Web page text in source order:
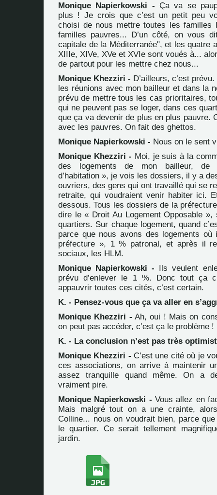
Monique Napierkowski - Ça va se
plus ! Je crois que c’est un petit peu
choisi de nous mettre toutes les familles
familles pauvres... D’un côté, on vous
capitale de la Méditerranée", et les quatre
XIIIe, XIVe, XVe et XVIe sont voués à...
de partout pour les mettre chez nous...
Monique Khezziri - D’ailleurs, c’est
les réunions avec mon bailleur et dans la
prévu de mettre tous les cas prioritaires,
qui ne peuvent pas se loger, dans ces
que ça va devenir de plus en plus pauvre.
avec les pauvres. On fait des ghettos.
Monique Napierkowski - Nous on le sent
Monique Khezziri - Moi, je suis à la
des logements de mon bailleur, de
d’habitation », je vois les dossiers, il y a
ouvriers, des gens qui ont travaillé qui se
retraite, qui voudraient venir habiter ici.
dessous. Tous les dossiers de la
dire le « Droit Au Logement Opposable
quartiers. Sur chaque logement, quand
parce que nous avons des logements
préfecture », 1 % patronal, et après il
sociaux, les HLM.
Monique Napierkowski - Ils veulent
prévu d’enlever le 1 %. Donc tout ça
appauvrir toutes ces cités, c’est certain.
K. - Pensez-vous que ça va aller en
Monique Khezziri - Ah, oui ! Mais on
on peut pas accéder, c’est ça le problème !
K. - La conclusion n’est pas très
Monique Khezziri - C’est une cité où je
ces associations, on arrive à maintenir
assez tranquille quand même. On a
vraiment pire.
Monique Napierkowski - Vous allez en
Mais malgré tout on a une crainte,
Colline... nous on voudrait bien, parce
le quartier. Ce serait tellement
jardin.